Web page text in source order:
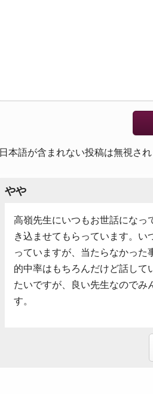
日本語が含まれない投稿は無視さ
やや
高嶺先生にいつもお世話になっ
き込ませてもらっています。い
っていますが、当たらなかった
的中率はもちろんだけど話して
たいですが、良い先生なのでみ
す。